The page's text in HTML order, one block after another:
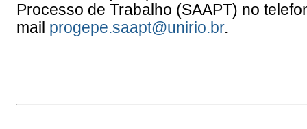
Processo de Trabalho (SAAPT) no
mail progepe.saapt@unirio.br.